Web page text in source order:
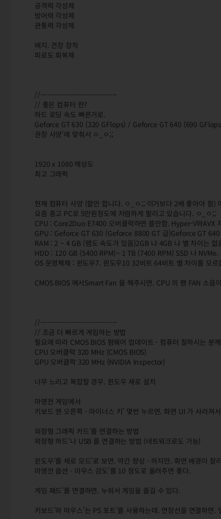
공격력 각성제
방어력 각성제
관통력 각성제
배지. 견장 장착
피로도 회복제
//--------------------------------
// 좋은 컴퓨터 란?
하드 로딩 속도 빠른거로.
Geforce GT 630 (320 GFlops) / Geforce GT 640 (690
권장 사양'에 맞춰서 ㅇ_ㅇ;;
1920 x 1080 해상도
최고 그래픽
현재 컴퓨터 사양 (할만 합니다. ㅇ_ㅇ;; 이거보다 2배 좋아야
요즘 중고 PC로 5만원정도에 저렴하게 팔리고 있습니다. ㅇ_ㅇ;;
CPU : Core2Duo E7400 오버클락하면 쓸만함. Hyper-V와AVX
GPU : Geforce GT 630 (Geforce 8800 GT 급)Geforce GT
RAM : 2 ~ 4 GB (램도 속도가 있음)2GB 나 4GB 나 별 차이는 없
HDD : 120 GB (5400 RPM)~ 1 TB (7400 RPM) SSD 나 NVMe.
OS 운영체제 : 윈도우7. 윈도우10 32비트 64비트 별 차이를 모르
CMOS BIOS 에서Smart Fan 을 해주시면. CPU 의 팬 FAN 소음
//--------------------------------
// 조금 더 빠르게 게임하는 방법
필요에 따라 CMOS BIOS 펌웨어 업데이트 - 컴퓨터 잘하시는 분
CPU 오버클락 320 MHz (CMOS BIOS)
GPU 오버클락 320 MHz (NVIDIA Inspector)
너무 느리고 복잡할 경우. 윈도우 새로 설치
마영전 게임에서
키보드 맨 오른쪽 - 마이너스 키' 몇번 누르면. 화면 UI 가 사라져
외장형 그래픽 카드'를 연결하는 방법
외장형 하드'나 USB 를 연결하는 방법 (네트워크로도 가능)
윈도우'를 세로 모드'로 보면. 약간 향상 - 하지만. 화면 배경이 잘
마영전 옵션 - 마우스 감도'를 10 정도로 올려주면 좋다.
게임 패드'를 연결하면. 누워서 게임을 즐길 수 있다.
키보드'와 마우스'는 PS 포트'를 사용하는데. 연장선을 연결하면.